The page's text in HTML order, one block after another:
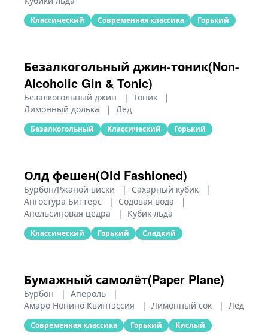
Классический Современная классика Горький
Безалкогольный джин-тоник(Non-
Alcoholic Gin & Tonic)
Безалкогольный джин | Тоник
|
Лимонный долька
| Лед
Безалкогольный Классический Горький
Олд фешен(Old Fashioned)
Бурбон/Ржаной виски | Сахарный кубик
|
Ангостура Биттерс
| Содовая вода
|
Апельсиновая цедра
| Кубик льда
Классический Горький Сладкий
Бумажный самолёт(Paper Plane)
Бурбон | Апероль
|
Амаро Нонино Квинтэссия
| Лимонный сок | Лед
Современная классика Горький Кислый